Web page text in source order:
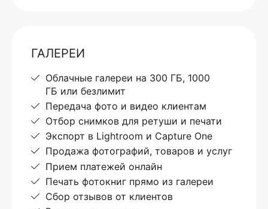
ГАЛЕРЕИ
Облачные галереи на 300 ГБ, 1000
ГБ или безлимит
Передача фото и видео клиентам
Отбор снимков для ретуши и печати
Экспорт в Lightroom и Capture One
Продажа фотографий, товаров и услуг
Прием платежей онлайн
Печать фотокниг прямо из галереи
Сбор отзывов от клиентов